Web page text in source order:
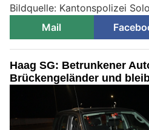
Bildquelle: Kantonspolizei
Mail
Haag SG: Betrunkener
Brückengeländer und